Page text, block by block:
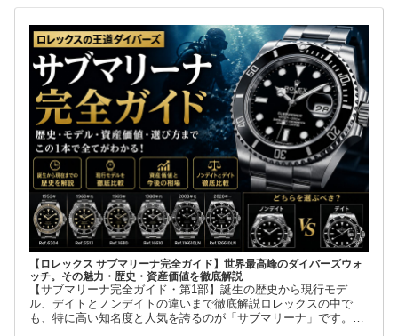
【ロレックス サブマリーナ完全ガイド】世界最高峰のダイバーズウォ
ッチ。その魅力・歴史・資産価値を徹底解説
【サブマリーナ完全ガイド・第1部】誕生の歴史から現行モデ
ル、デイトとノンデイトの違いまで徹底解説ロレックスの中で
も、特に高い知名度と人気を誇るのが「サブマリーナ」です。高